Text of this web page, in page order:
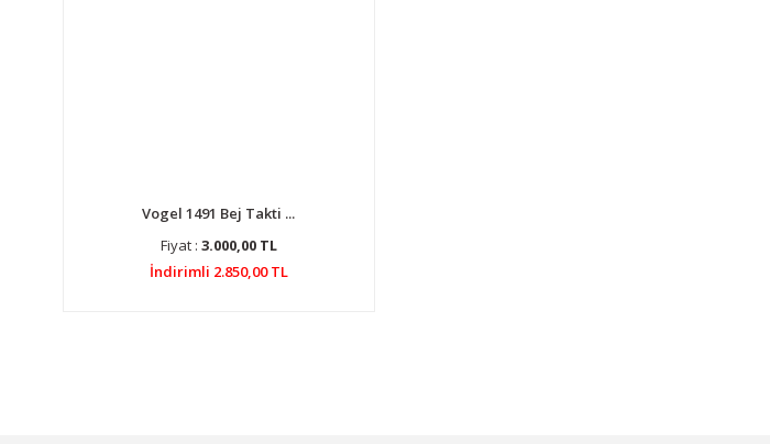
Vogel 1491 Bej Takti ...
Fiyat : 3.000,00 TL
İndirimli 2.850,00 TL